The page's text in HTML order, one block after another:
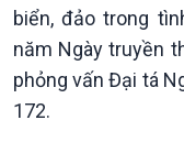
biển, đảo trong
năm Ngày truyền
phỏng vấn Đại tá
172.